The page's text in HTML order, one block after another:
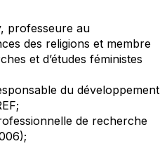
professeure au
des religions et membre
et d’études féministes
du développement
de recherche